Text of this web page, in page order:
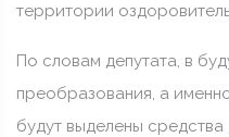
территории
По словам депутата, в
преобразования, а
будут выделены средства